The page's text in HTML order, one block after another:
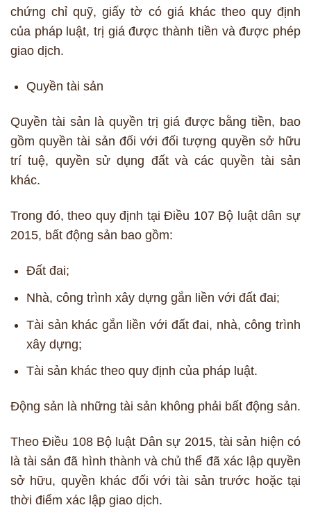
chứng chỉ quỹ, giấy tờ có giá khác theo quy định
của pháp luật, trị giá được thành tiền và được phép
giao dịch.
Quyền tài sản
Quyền tài sản là quyền trị giá được bằng tiền, bao
gồm quyền tài sản đối với đối tượng quyền sở hữu
trí tuệ, quyền sử dụng đất và các quyền tài sản
khác.
Trong đó, theo quy định tại Điều 107 Bộ luật dân sự
2015, bất động sản bao gồm:
Đất đai;
Nhà, công trình xây dựng gắn liền với đất đai;
Tài sản khác gắn liền với đất đai, nhà, công trình
xây dựng;
Tài sản khác theo quy định của pháp luật.
Động sản là những tài sản không phải bất động sản.
Theo Điều 108 Bộ luật Dân sự 2015, tài sản hiện có
là tài sản đã hình thành và chủ thể đã xác lập quyền
sở hữu, quyền khác đối với tài sản trước hoặc tại
thời điểm xác lập giao dịch.